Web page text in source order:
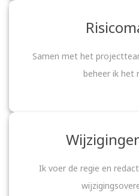
Samen met het
beheer ik het
Ik voer de regie en